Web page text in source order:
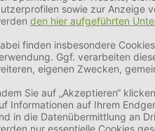
Rohasche 4,1 % Fettgehalt 3